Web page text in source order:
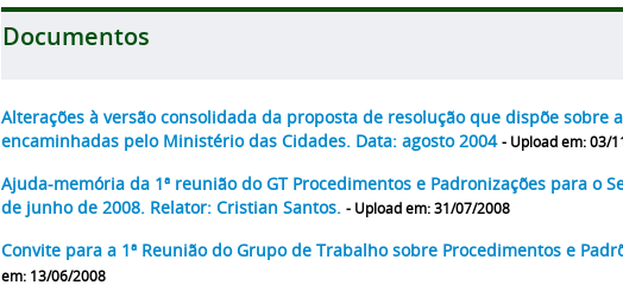
Documentos
Alterações à versão consolidada da proposta de resolução que dispõe sobre
encaminhadas pelo Ministério das Cidades. Data: agosto 2004 - Upload em: 03/
Ajuda-memória da 1ª reunião do GT Procedimentos e Padronizações para o
de junho de 2008. Relator: Cristian Santos. - Upload em: 31/07/2008
Convite para a 1ª Reunião do Grupo de Trabalho sobre Procedimentos e
em: 13/06/2008